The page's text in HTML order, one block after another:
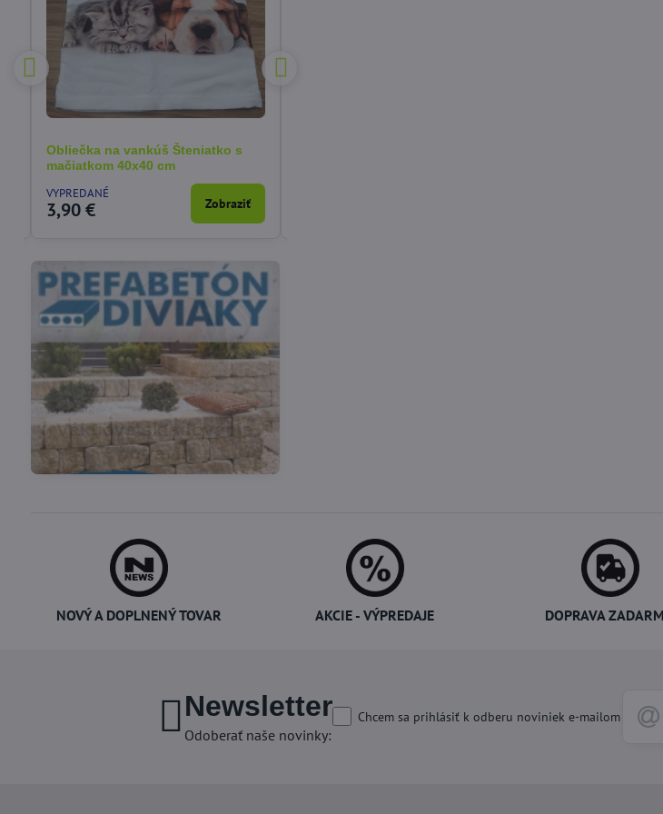
Obliečka na vankúš Šteniatko s
mačiatkom 40x40 cm
VYPREDANÉ
3,90 € Zobraziť
Vákuové skladovanie
potravín
Potreby pre cukrárov
NOVÝ A DOPLNENÝ TOVAR AKCIE - VÝPREDAJE DOPRAVA
Newsletter
Odoberať naše novinky:
Chcem sa prihlásiť k odberu noviniek e-mailom